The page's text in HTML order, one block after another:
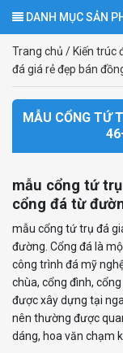
DANH MỤC SẢN
Trang chủ / Kiến trúc
đá giá rẻ đẹp bán
MẪU CỔNG TỨ
mẫu cổng tứ
cổng đá từ
mẫu cổng tứ trụ đá
đường. Cổng đá là
công trình đá mỹ
chùa, cổng đình,
được xây dựng tại
nên thường được
dáng, hoa văn chạm